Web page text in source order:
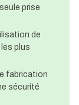
prise
de
plus
fabrication
sécurité